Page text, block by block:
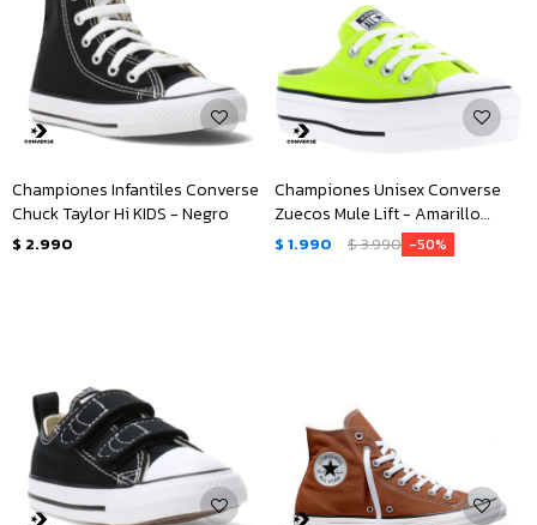
Championes Infantiles Converse
Chuck Taylor Hi KIDS - Negro
$ 2.990
Championes Unisex Converse
Zuecos Mule Lift - Amarillo
Limón
$ 1.990 $3.990 50